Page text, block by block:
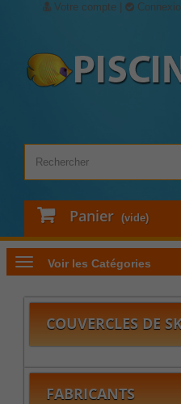
Votre compte
Panier (vide)
Voir les Catégories
COUVERCLES DE
FABRICANTS